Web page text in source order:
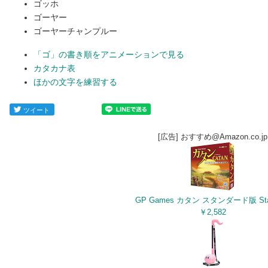
ゴッホ
ゴーヤー
ゴーヤーチャンプルー
「ゴ」の書き順をアニメーションで見る
カタカナ表
ほかの文字を練習する
ツイート
[広告] おすすめ@Amazon.co.jp
GP Games カタン スタンダード版
￥2,582